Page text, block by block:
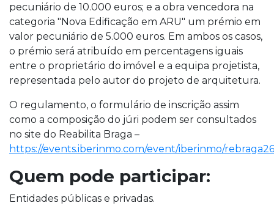
pecuniário de 10.000 euros; e a obra vencedora na
categoria "Nova Edificação em ARU" um prémio em
valor pecuniário de 5.000 euros. Em ambos os casos,
o prémio será atribuído em percentagens iguais
entre o proprietário do imóvel e a equipa projetista,
representada pelo autor do projeto de arquitetura.
O regulamento, o formulário de inscrição assim
como a composição do júri podem ser consultados
no site do Reabilita Braga –
https://events.iberinmo.com/event/iberinmo/
Quem pode participar:
Entidades públicas e privadas.